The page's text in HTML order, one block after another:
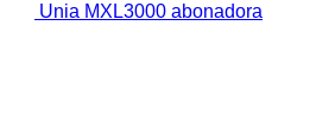
Unia MXL3000 abonadora